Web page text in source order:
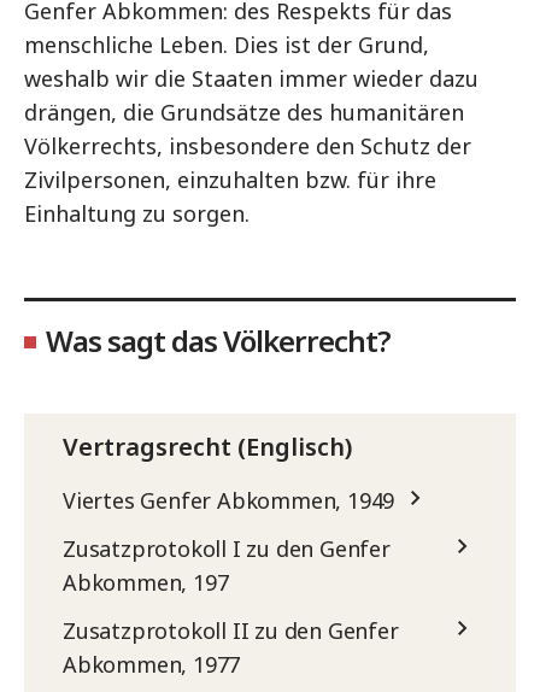
Genfer Abkommen: des Respekts für das
menschliche Leben. Dies ist der Grund,
weshalb wir die Staaten immer wieder dazu
drängen, die Grundsätze des humanitären
Völkerrechts, insbesondere den Schutz der
Zivilpersonen, einzuhalten bzw. für ihre
Einhaltung zu sorgen.
Was sagt das Völkerrecht?
Vertragsrecht (Englisch)
Viertes Genfer Abkommen, 1949
Zusatzprotokoll I zu den Genfer
Abkommen, 197
Zusatzprotokoll II zu den Genfer
Abkommen, 1977